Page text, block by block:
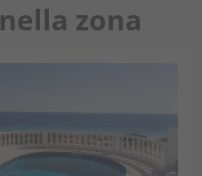
zona